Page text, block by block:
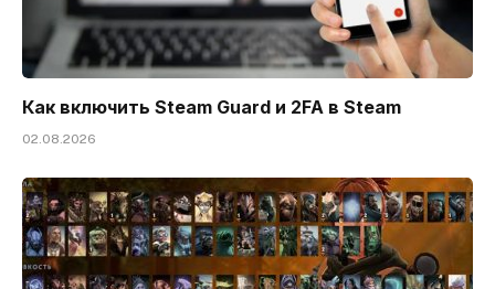
Как включить Steam Guard и 2FA в Steam
02.08.2026